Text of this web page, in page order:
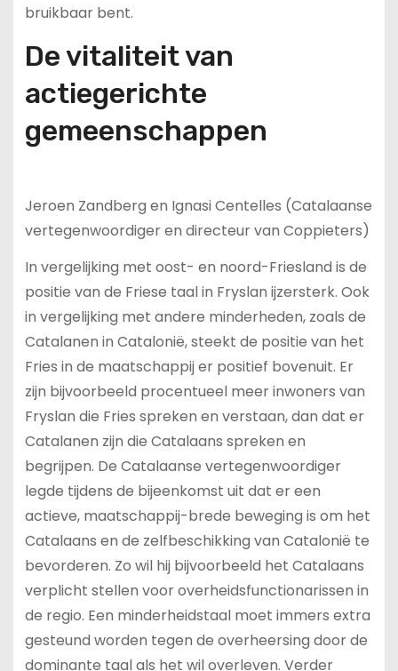
bruikbaar bent.
De vitaliteit van
actiegerichte
gemeenschappen
Jeroen Zandberg en Ignasi Centelles (Catalaanse
vertegenwoordiger en directeur van Coppieters)
In vergelijking met oost- en noord-Friesland is de
positie van de Friese taal in Fryslan ijzersterk. Ook
in vergelijking met andere minderheden, zoals de
Catalanen in Catalonië, steekt de positie van het
Fries in de maatschappij er positief bovenuit. Er
zijn bijvoorbeeld procentueel meer inwoners van
Fryslan die Fries spreken en verstaan, dan dat er
Catalanen zijn die Catalaans spreken en
begrijpen. De Catalaanse vertegenwoordiger
legde tijdens de bijeenkomst uit dat er een
actieve, maatschappij-brede beweging is om het
Catalaans en de zelfbeschikking van Catalonië te
bevorderen. Zo wil hij bijvoorbeeld het Catalaans
verplicht stellen voor overheidsfunctionarissen in
de regio. Een minderheidstaal moet immers extra
gesteund worden tegen de overheersing door de
dominante taal als het wil overleven. Verder